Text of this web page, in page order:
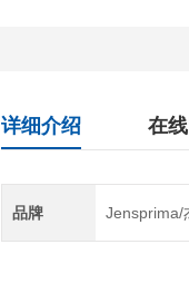
详细介绍 在
品牌 Jensprima/